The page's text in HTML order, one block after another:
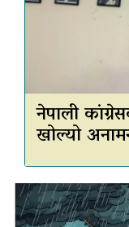
नेपाली
खोल्यो